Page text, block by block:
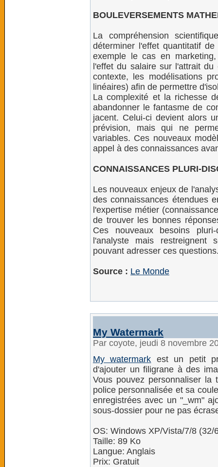
BOULEVERSEMENTS
La compréhension
déterminer l'effet quantitatif
exemple le cas en
l'effet du salaire sur l'attrait
contexte, les modélisations
linéaires) afin de permettre
La complexité et la richesse
abandonner le fantasme de
jacent. Celui-ci devient alors
prévision, mais qui ne
variables. Ces nouveaux
appel à des connaissances
CONNAISSANCES PLURI-
Les nouveaux enjeux de
des connaissances étendues
l'expertise métier
de trouver les bonnes
Ces nouveaux besoins
l'analyste mais restreignent
pouvant adresser ces
Source : Le Monde
My Watermark
Par coyote, jeudi 8 novembre
My watermark est un petit
d'ajouter un filigrane à des
Vous pouvez personnaliser
police personnalisée et sa
enregistrées avec un "_wm"
sous-dossier pour ne pas
OS: Windows XP/Vista/7/8 (32/
Taille: 89 Ko
Langue: Anglais
Prix: Gratuit